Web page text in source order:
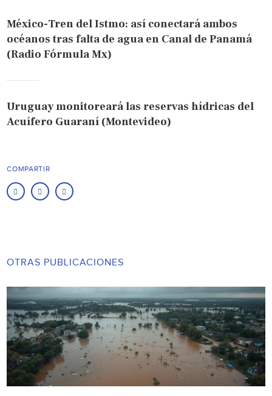
México-Tren del Istmo: así conectará ambos
océanos tras falta de agua en Canal de Panamá
(Radio Fórmula Mx)
Uruguay monitoreará las reservas hídricas del
Acuífero Guaraní (Montevideo)
COMPARTIR
OTRAS PUBLICACIONES